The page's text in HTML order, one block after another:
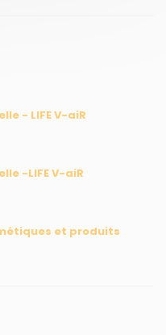
- LIFE V-aiR
-LIFE V-aiR
et produits